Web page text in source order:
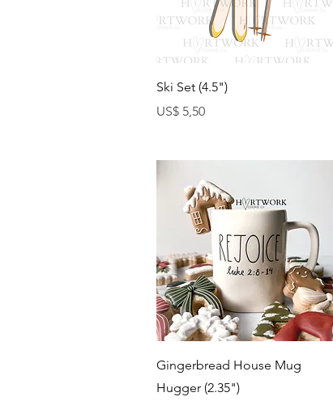
Visualização rápida
Ski Set (4.5")
Preço
US$ 5,50
Visualização rápida
Gingerbread House Mug
Hugger (2.35")